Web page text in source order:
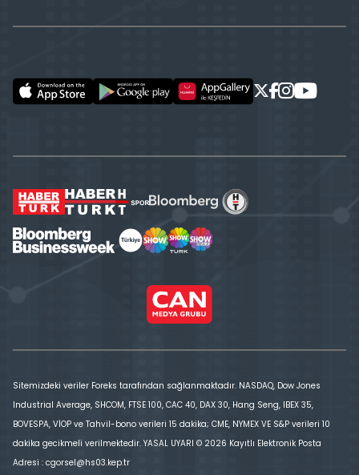
Sitemizdeki veriler Foreks tarafından sağlanmaktadır. NASDAQ, Dow Jones
Industrial Average, SHCOM, FTSE 100, CAC 40, DAX 30, Hang Seng, IBEX 35,
BOVESPA, VİOP ve Tahvil-bono verileri 15 dakika; CME, NYMEX VE S&P verileri 10
dakika gecikmeli verilmektedir. YASAL UYARI © 2026 Kayıtlı Elektronik Posta
Adresi : cgorsel@hs03.kep.tr